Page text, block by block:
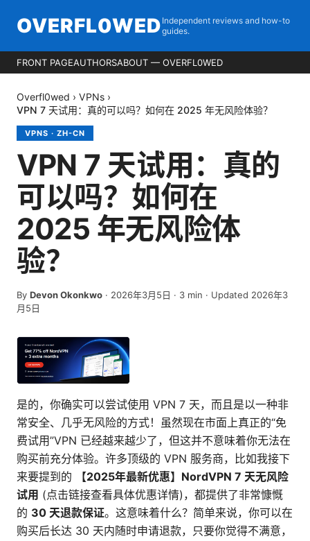
OVERFL0WED Independent reviews and how-to
guides.
FRONT PAGEAUTHORSABOUT — OVERFL0WED
Overfl0wed › VPNs ›
VPN 7 天试用：真的可以吗？如何在 2025 年无风险体验？
VPNS · ZH-CN
VPN 7 天试用：真的
可以吗？如何在
2025 年无风险体
验？
By Devon Okonkwo · 2026年3月5日 · 3 min · Updated 2026年3
月5日
是的，你确实可以尝试使用 VPN 7 天，而且是以一种非
常安全、几乎无风险的方式！虽然现在市面上真正的“免
费试用”VPN 已经越来越少了，但这并不意味着你无法在
购买前充分体验。许多顶级的 VPN 服务商，比如我接下
来要提到的
【2025年最新优惠】NordVPN 7 天无风险
试用 (点击链接查看具体优惠详情)，都提供了非常慷慨
的 30 天退款保证。这意味着什么？简单来说，你可以在
购买后长达 30 天内随时申请退款，只要你觉得不满意，